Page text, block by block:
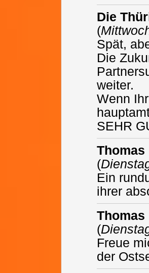
Die
(
Spät,
Die
weiter.
Wenn
SEHR
Thomas
(
Ein
ihrer
Thomas
(
Freue
der